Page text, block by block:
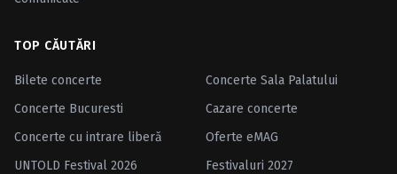
TOP CĂUTĂRI
Bilete concerte
Concerte Sala Palatului
Concerte Bucuresti
Cazare concerte
Concerte cu intrare liberă
Oferte eMAG
UNTOLD Festival 2026
Festivaluri 2027